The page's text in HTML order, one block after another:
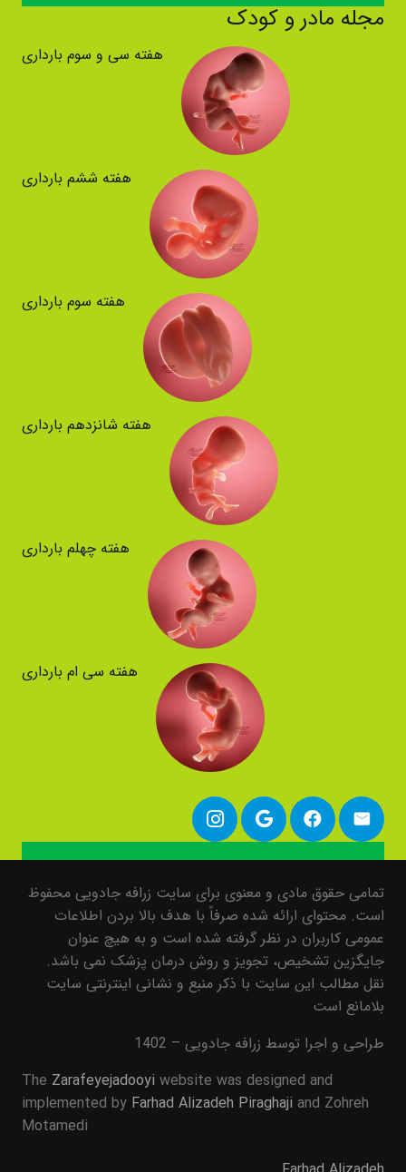
مجله مادر و کودک
هفته سی و سوم بارداری
هفته ششم بارداری
هفته سوم بارداری
هفته شانزدهم بارداری
هفته چهلم بارداری
هفته سی ام بارداری
تمامی حقوق مادی و معنوی برای سایت زرافه جادویی محفوظ
است. محتوای ارائه شده صرفاً با هدف بالا بردن اطلاعات
عمومی کاربران در نظر گرفته شده است و به هیچ عنوان
جایگزین تشخیص، تجویز و روش درمان پزشک نمی باشد.
نقل مطالب این سایت با ذکر منبع و نشانی اینترنتی سایت
بلامانع است
طراحی و اجرا توسط زرافه جادویی – 1402
The Zarafeyejadooyi website was designed and
implemented by Farhad Alizadeh Piraghaji and Zohreh
Motamedi